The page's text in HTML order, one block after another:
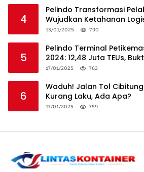
4
Pelindo Transformasi
Wujudkan Ketahanan
Global
13/01/2025 790
5
Pelindo Terminal
2024: 12,48 Juta TEUs,
Logistik Nasional
17/01/2025 763
6
Waduh! Jalan Tol
Kurang Laku, Ada Apa?
17/01/2025 759